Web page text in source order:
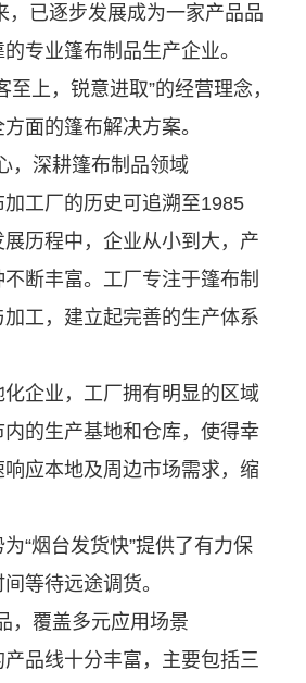
，已逐步发展成为一家产品品
专业篷布制品生产企业。
上，锐意进取”的经营理念，
面的篷布解决方案。
深耕篷布制品领域
工厂的历史可追溯至1985
历程中，企业从小到大，产
断丰富。工厂专注于篷布制
工，建立起完善的生产体系
企业，工厂拥有明显的区域
的生产基地和仓库，使得幸
应本地及周边市场需求，缩
烟台发货快”提供了有力保
等待远途调货。
覆盖多元应用场景
线十分丰富，主要包括三